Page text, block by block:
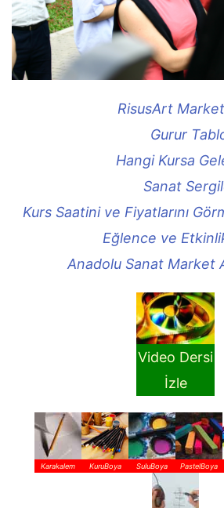
RisusArt
Gurur
Hangi Kursa
Sanat
Kurs Saatini ve Fiyatlarını
Eğlence ve
Anadolu Sanat Market
Video Dersi
İzle
Karakalem KuruBoya SuluBoya PastelBoya